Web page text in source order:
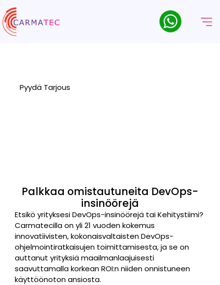
Pyydä Tarjous
Palkkaa omistautuneita DevOps-
insinöörejä
Etsikö yrityksesi DevOps-insinöörejä taiKehitystiimi?
Carmatecilla on yli 21 vuoden kokemus
innovatiivisten, kokonaisvaltaisten DevOps-
ohjelmointiratkaisujen toimittamisesta, ja se on
auttanut yrityksiä maailmanlaajuisesti
saavuttamalla korkean ROI:n niiden onnistuneen
käyttöönoton ansiosta.